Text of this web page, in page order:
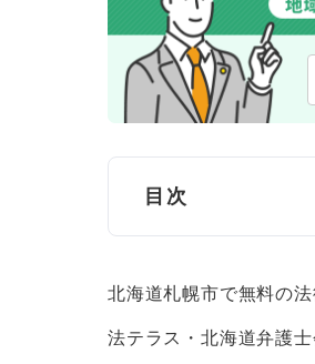
目次
【結論】札
札幌弁護士
北海道札幌市で無料の
法テラス・北海道弁護